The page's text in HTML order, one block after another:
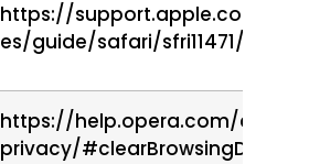
https://support.apple.com/es-
es/guide/safari/sfri11471/mac
https://help.opera.com/en/
privacy/#clearBrowsingData